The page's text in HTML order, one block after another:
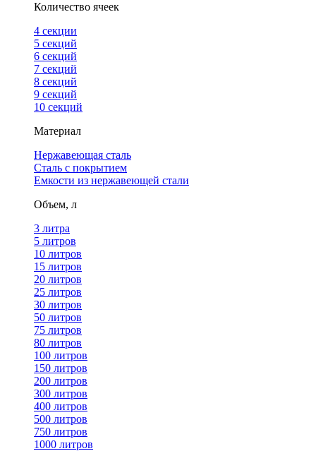
Количество ячеек
4 cекции
5 секций
6 секций
7 секций
8 секций
9 секций
10 секций
Материал
Нержавеющая сталь
Сталь с покрытием
Емкости из нержавеющей стали
Объем, л
3 литра
5 литров
10 литров
15 литров
20 литров
25 литров
30 литров
50 литров
75 литров
80 литров
100 литров
150 литров
200 литров
300 литров
400 литров
500 литров
750 литров
1000 литров